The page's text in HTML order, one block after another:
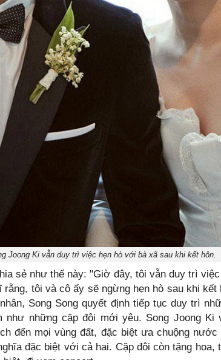
Joong Ki vẫn duy trì việc hẹn hò với bà xã sau khi kết hôn.
sẻ như thế này: "Giờ đây, tôi vẫn duy trì
rằng, tôi và cô ấy sẽ ngừng hẹn hò sau khi
Song Song quyết định tiếp tục duy trì
như những cặp đôi mới yêu. Song Joong Ki
đến mọi vùng đất, đặc biệt ưa chuộng nước
đặc biệt với cả hai. Cặp đôi còn tặng hoa,